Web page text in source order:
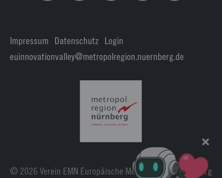
Impressum Datenschutz
Login
euinnovationvalley@metropolregion.nuernberg.de
© 2026 Verein EMN Europäische Metropolregion Nürnberg